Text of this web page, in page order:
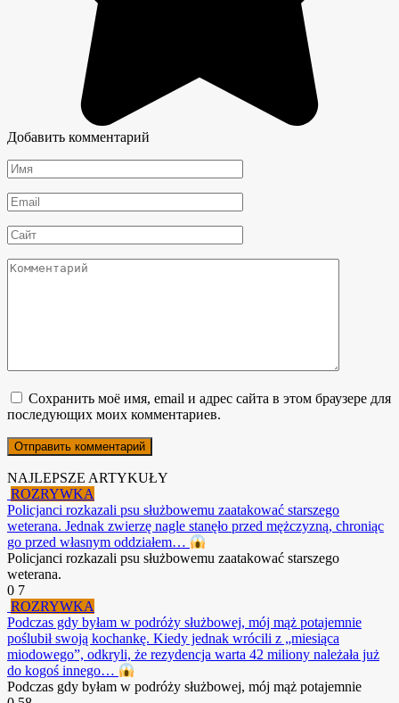
Добавить комментарий
Имя
*
Email
*
Сайт
Комментарий
Сохранить моё имя, email и адрес сайта в этом браузере для
последующих моих комментариев.
NAJLEPSZE ARTYKUŁY
ROZRYWKA
Policjanci rozkazali psu służbowemu zaatakować starszego
weterana. Jednak zwierzę nagle stanęło przed mężczyzną, chroniąc
go przed własnym oddziałem…
Policjanci rozkazali psu służbowemu zaatakować starszego
weterana.
0 7
ROZRYWKA
Podczas gdy byłam w podróży służbowej, mój mąż potajemnie
poślubił swoją kochankę. Kiedy jednak wrócili z „miesiąca
miodowego”, odkryli, że rezydencja warta 42 miliony należała już
do kogoś innego…
Podczas gdy byłam w podróży służbowej, mój mąż potajemnie